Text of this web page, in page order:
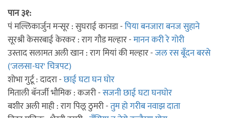
पान ३१:
पं मल्लिकार्जुन मन्सूर : सुघराई कानडा -पिया बनजारा बनज सुहाने
सूरश्री केसरबाई केरकर : राग गौड मल्हार -मानन करी रे गोरी
उस्ताद सलामत अली खान : राग मियां की मल्हार -जल रस बूँदन बरसे
('जलसा-घर' चित्रपट)
शोभा गुर्टू : दादरा -छाई घटा घन घोर
मिताली बॅनर्जी भौमिक : कजरी -सजनी छाई घटा घनघोर
बशीर अली माही : राग पिलू ठुमरी -तुम हो गरीब नवाझ दाता